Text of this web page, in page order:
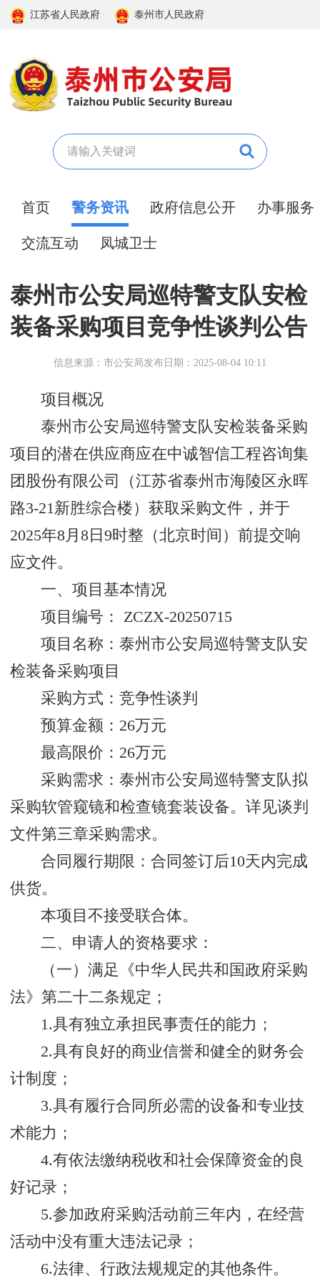
江苏省人民政府 泰州市人民政府
首页 警务资讯 政府信息公开 办事服务
交流互动 凤城卫士
泰州市公安局巡特警支队安检
装备采购项目竞争性谈判公告
信息来源：市公安局发布日期：2025-08-04 10:11
项目概况
泰州市公安局巡特警支队安检装备采购
项目的潜在供应商应在中诚智信工程咨询集
团股份有限公司（江苏省泰州市海陵区永晖
路3-21新胜综合楼）获取采购文件，并于
2025年8月8日9时整（北京时间）前提交响
应文件。
一、项目基本情况
项目编号： ZCZX-20250715
项目名称：泰州市公安局巡特警支队安
检装备采购项目
采购方式：竞争性谈判
预算金额：26万元
最高限价：26万元
采购需求：泰州市公安局巡特警支队拟
采购软管窥镜和检查镜套装设备。详见谈判
文件第三章采购需求。
合同履行期限：合同签订后10天内完成
供货。
本项目不接受联合体。
二、申请人的资格要求：
（一）满足《中华人民共和国政府采购
法》第二十二条规定；
1.具有独立承担民事责任的能力；
2.具有良好的商业信誉和健全的财务会
计制度；
3.具有履行合同所必需的设备和专业技
术能力；
4.有依法缴纳税收和社会保障资金的良
好记录；
5.参加政府采购活动前三年内，在经营
活动中没有重大违法记录；
6.法律、行政法规规定的其他条件。